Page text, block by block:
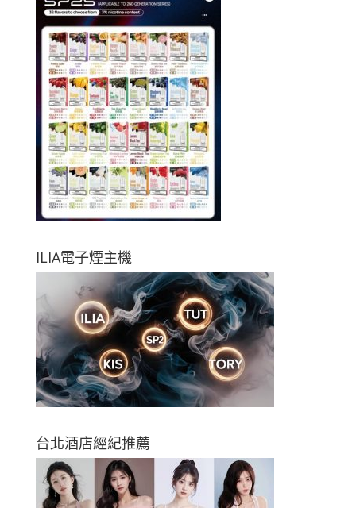
ILIA電子煙主機
台北酒店經紀推薦